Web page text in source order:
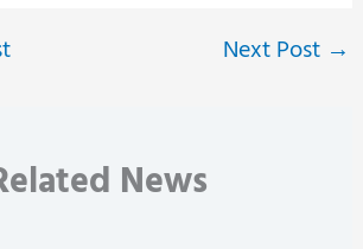
Next Post →
News